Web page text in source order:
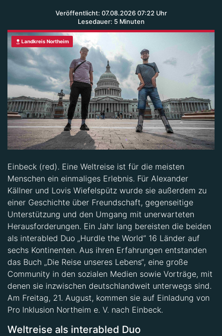
Veröffentlicht: 07.08.2026 07:22 Uhr
Lesedauer: 5 Minuten
Landkreis Northeim
Einbeck (red). Eine Weltreise ist für die meisten
Menschen ein einmaliges Erlebnis. Für Alexander
Källner und Lovis Wiefelspütz wurde sie außerdem zu
einer Geschichte über Freundschaft, gegenseitige
Unterstützung und den Umgang mit unerwarteten
Herausforderungen. Ein Jahr lang bereisten die beiden
als interabled Duo „Hurdle the World“ 16 Länder auf
sechs Kontinenten. Aus ihren Erfahrungen entstanden
das Buch „Die Reise unseres Lebens“, eine große
Community in den sozialen Medien sowie Vorträge, mit
denen sie inzwischen deutschlandweit unterwegs sind.
Am Freitag, 21. August, kommen sie auf Einladung von
Pro Inklusion Northeim e. V. nach Einbeck.
Weltreise als interabled Duo